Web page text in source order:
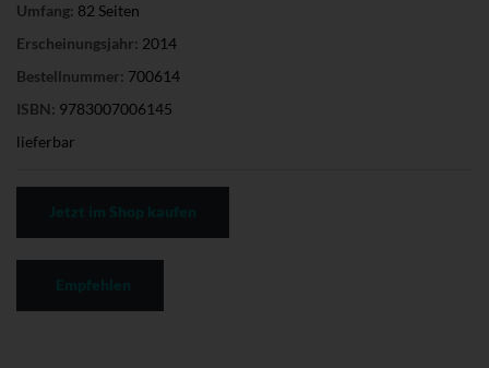
Umfang: 82 Seiten
Erscheinungsjahr: 2014
Bestellnummer: 700614
ISBN: 9783007006145
lieferbar